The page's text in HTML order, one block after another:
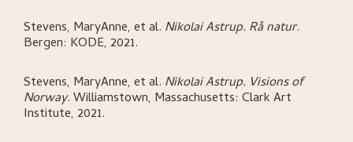
Stevens, MaryAnne, et al. Nikolai Astrup. Rå natur.
Bergen: KODE, 2021.
Stevens, MaryAnne, et al. Nikolai Astrup. Visions of
Norway.Williamstown, Massachusetts: Clark Art
Institute, 2021.